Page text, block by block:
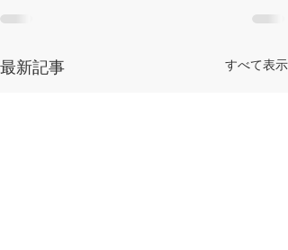
最新記事 すべて表示